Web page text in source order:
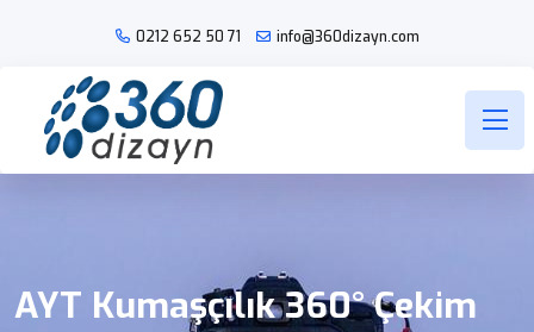
0212 652 50 71 info@360dizayn.com
AYT Kumaşçılık 360° Çekim